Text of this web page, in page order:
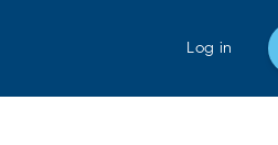
Log in